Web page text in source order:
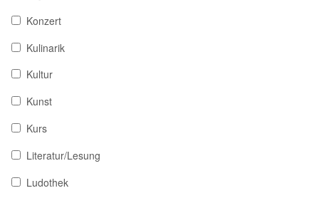
Konzert
Kulinarik
Kultur
Kunst
Kurs
Literatur/Lesung
Ludothek